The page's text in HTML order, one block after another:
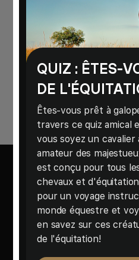
Qualité
126 vues 9 min de
Votre source d'information
équestre et le bien-être des